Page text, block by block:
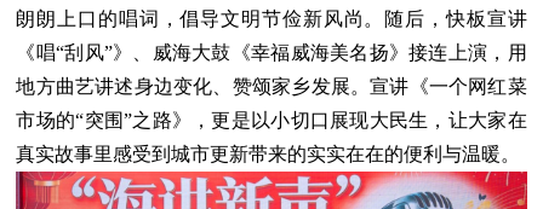
朗朗上口的唱词，倡导文明节俭新风尚。随后，快板宣讲
《唱“刮风”》、威海大鼓《幸福威海美名扬》接连上演，用
地方曲艺讲述身边变化、赞颂家乡发展。宣讲《一个网红菜
市场的“突围”之路》，更是以小切口展现大民生，让大家在
真实故事里感受到城市更新带来的实实在在的便利与温暖。